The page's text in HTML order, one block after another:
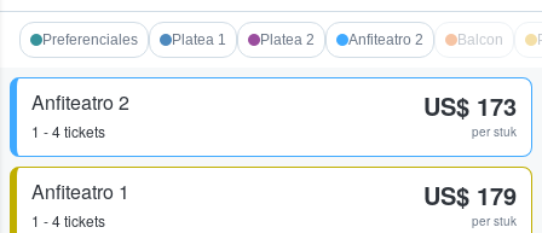
Preferenciales Platea 1 Platea 2 Anfiteatro 2 Balcon
Anfiteatro 2
1 - 4 tickets
US$ 173
per stuk
Anfiteatro 1
1 - 4 tickets
US$ 179
per stuk